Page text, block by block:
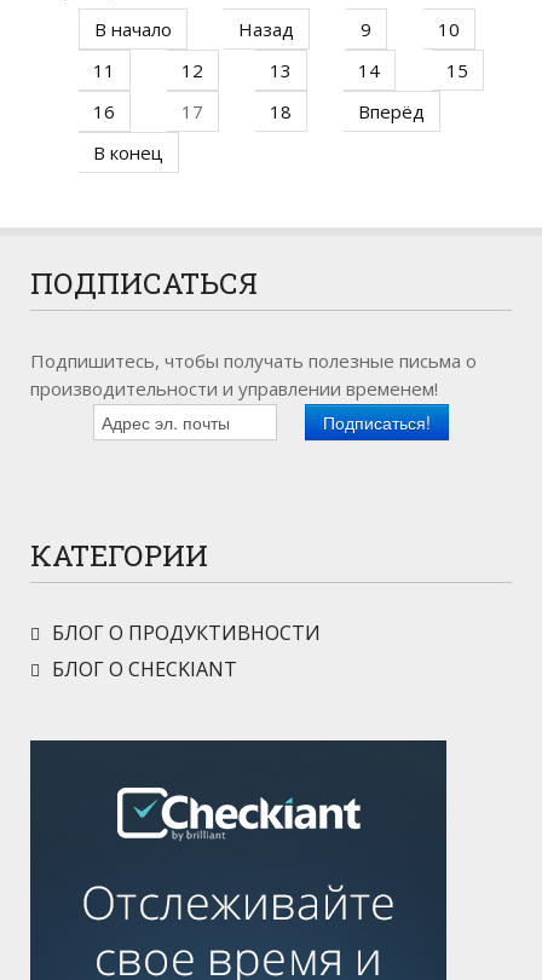
В начало
Назад 9
10
11
12 13 14
15
16
17 18
Вперёд
В конец
ПОДПИСАТЬСЯ
Подпишитесь, чтобы получать полезные письма о
производительности и управлении временем!
КАТЕГОРИИ
БЛОГ О ПРОДУКТИВНОСТИ
БЛОГ О CHECKIANT